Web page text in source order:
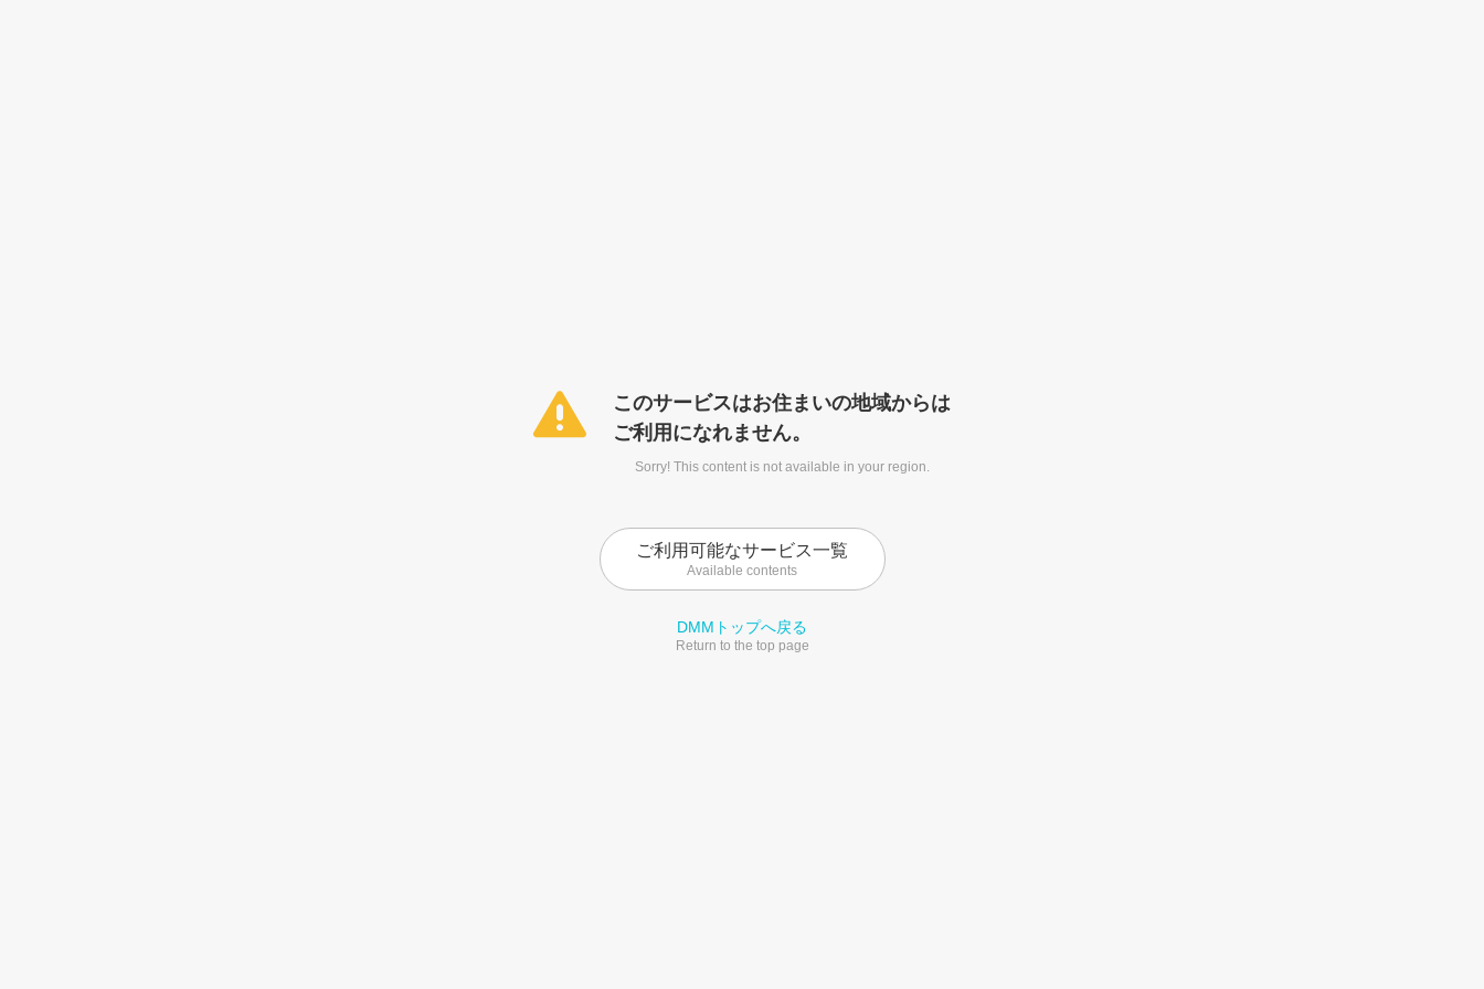
このサービスはお住まいの地域からは
ご利用になれません。
Sorry! This content is not available in your region.
ご利用可能なサービス一覧
Available contents
DMMトップへ戻る
Return to the top page